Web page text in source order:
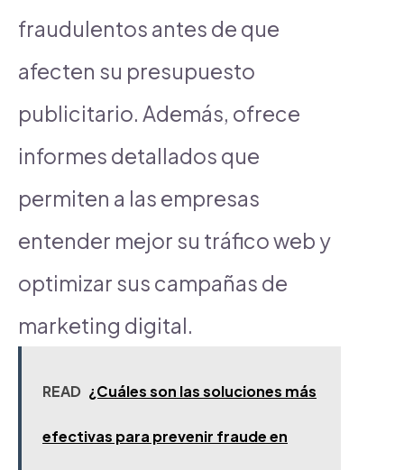
fraudulentos antes de que
afecten su presupuesto
publicitario. Además, ofrece
informes detallados que
permiten a las empresas
entender mejor su tráfico web y
optimizar sus campañas de
marketing digital.
READ ¿Cuáles son las soluciones más
efectivas para prevenir fraude en